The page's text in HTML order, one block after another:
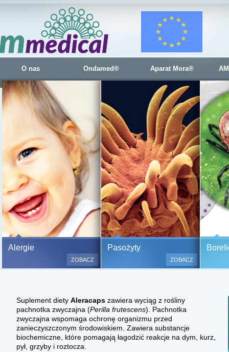
O nas Ondamed® Aparat Mora®
Alergie
Bezbolesne testy alergiczne
500 alergenów oraz zabiegi
odczulające.
bardzo ważne w przypadku
a wynik jest natychmiastowy.
ZOBACZ
Pasożyty
ZOBACZ
Suplement diety Aleracaps zawiera wyciąg z rośliny
pachnotka zwyczajna (Perilla frutescens). Pachnotka
zwyczajna wspomaga ochronę organizmu przed
zanieczyszczonym środowiskiem. Zawiera substancje
biochemiczne, które pomagają łagodzić reakcje na dym, kurz,
pył, grzyby i roztocza.